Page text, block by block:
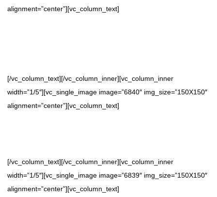
alignment=”center”][vc_column_text]
[/vc_column_text][/vc_column_inner][vc_column_inner
width=”1/5″][vc_single_image image=”6840″ img_size=”150X150″
alignment=”center”][vc_column_text]
[/vc_column_text][/vc_column_inner][vc_column_inner
width=”1/5″][vc_single_image image=”6839″ img_size=”150X150″
alignment=”center”][vc_column_text]